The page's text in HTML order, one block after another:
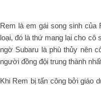
Rem là em gái song sinh
loại, đó là thứ mang lại cho cô
ngờ Subaru là phù thủy nên
người đồng đội trung thành
Khi Rem bị tấn công bởi giáo